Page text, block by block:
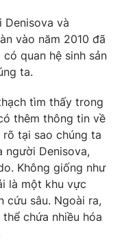
Denisova và
vào năm 2010 đã
quan hệ sinh sản
ta.
tìm thấy trong
thêm thông tin về
tại sao chúng ta
người Denisova,
Không giống như
là một khu vực
cứu sâu. Ngoài ra,
chứa nhiều hóa